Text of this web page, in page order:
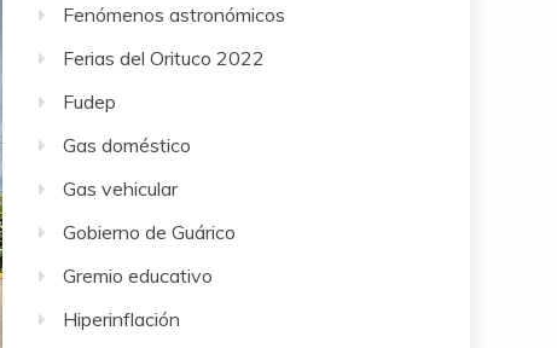
Fenómenos astronómicos
Ferias del Orituco 2022
Fudep
Gas doméstico
Gas vehicular
Gobierno de Guárico
Gremio educativo
Hiperinflación